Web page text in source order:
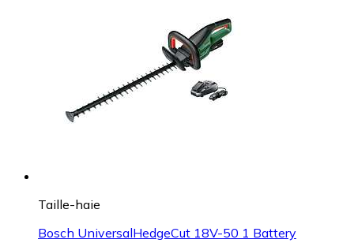
Taille-haie
Bosch UniversalHedgeCut 18V-50 1 Battery